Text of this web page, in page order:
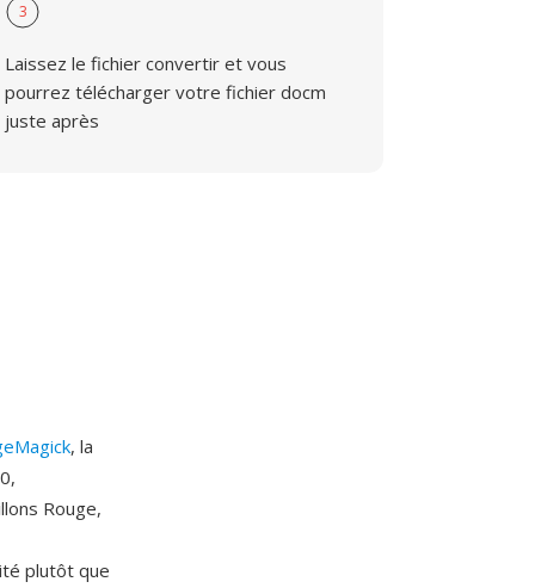
3
Laissez le fichier convertir et vous
pourrez télécharger votre fichier docm
juste après
, la
Rouge,
plutôt que